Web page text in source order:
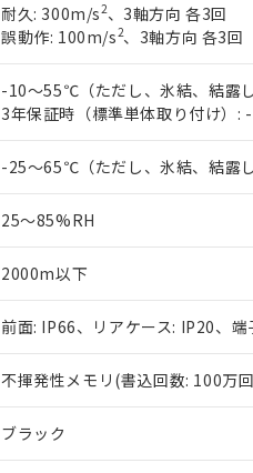
耐久: 300m/s2、3軸方向 各3回
誤動作: 100m/s2、3軸方向 各3回
-10～55℃（ただし、氷結、結露し
3年保証時（標準単体取り付け）:
-25～65℃（ただし、氷結、結露し
25～85%RH
2000m以下
前面: IP66、リアケース: IP20、端
不揮発性メモリ(書込回数: 100万
ブラック